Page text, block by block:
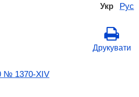
Укр Рус
Друкувати
№ 1370-XIV